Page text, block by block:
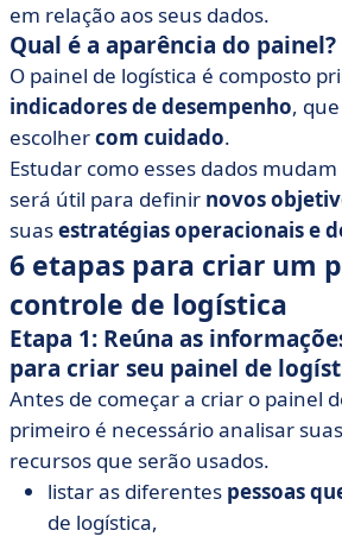
em relação aos seus dados.
Qual é a aparência do painel?
O painel de logística é composto
indicadores de desempenho,
escolhercom cuidado.
Estudar como esses dados
será útil para definir novos
suasestratégiasoperacionais e
6 etapas para criar um
controle de logística
Etapa 1: Reúna as
para criar seu painel de
Antes de começar a criar o painel
primeiro é necessário analisar
recursos que serão usados.
listar as diferentes pessoas
de logística,